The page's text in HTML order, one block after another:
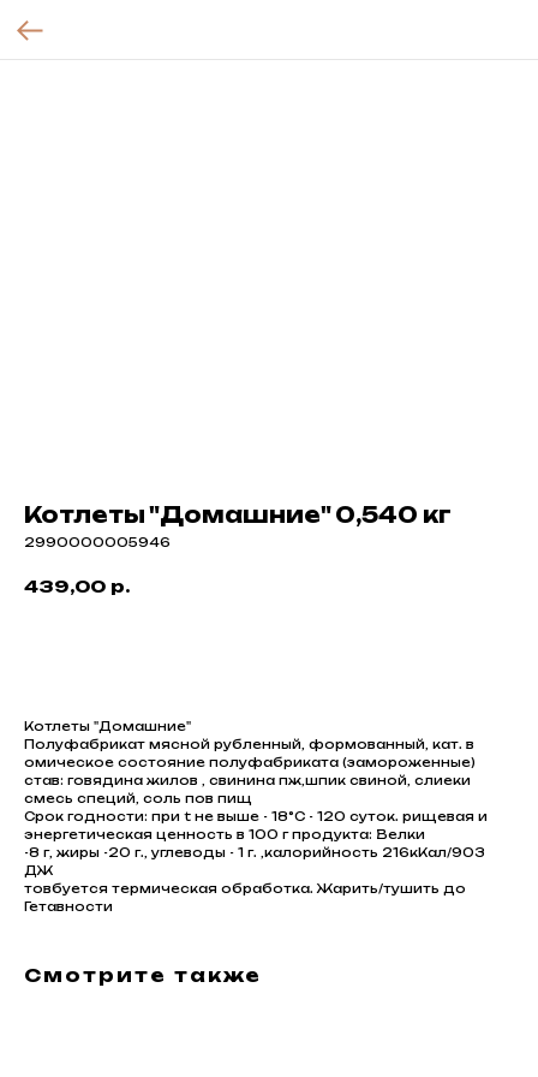
Котлеты "Домашние" 0,540 кг
2990000005946
439,00 р.
Котлеты "Домашние"
Полуфабрикат мясной рубленный, формованный, кат. в
омическое состояние полуфабриката (замороженные)
став: говядина жилов , свинина пж,шпик свиной, слиеки
смесь специй, соль пов пищ
Срок годности: при t не выше - 18°С - 120 суток. рищевая и
энергетическая ценность в 100 г продукта: Велки
-8 г, жиры -20 г., углеводы - 1 г. ,калорийность 216кКал/903
ДЖ
товбуется термическая обработка. Жарить/тушить до
Гетавности
Смотрите также